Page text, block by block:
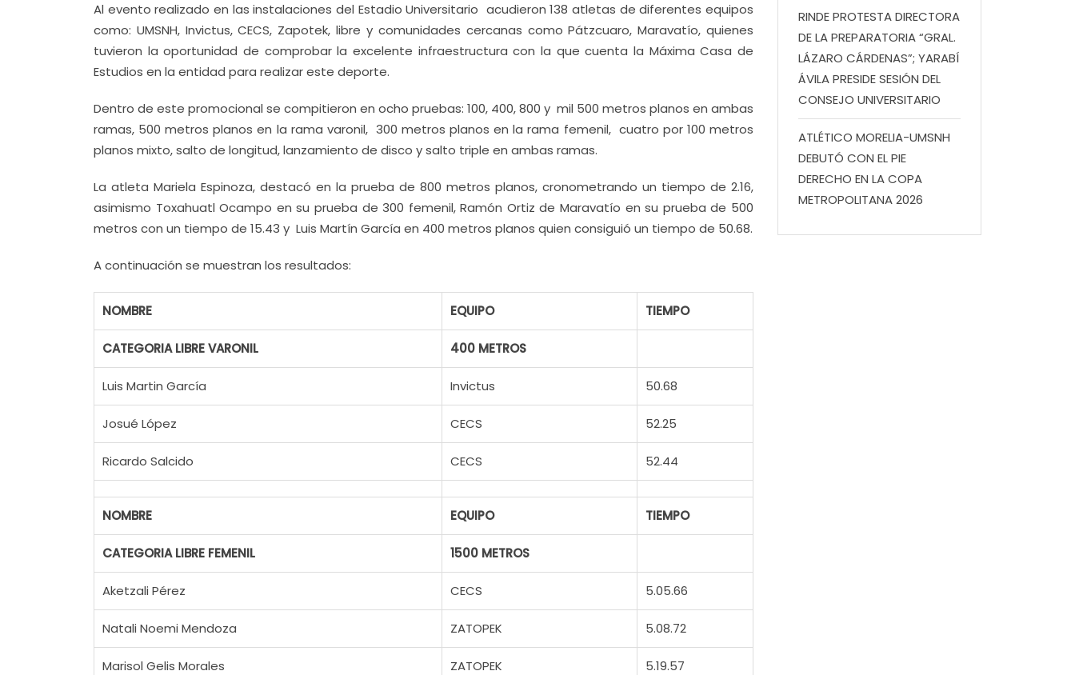
Al evento realizado en las instalaciones del Estadio Universitario acudieron 138 atletas de diferentes equipos
como: UMSNH, Invictus, CECS, Zapotek, libre y comunidades cercanas como Pátzcuaro, Maravatío, quienes
tuvieron la oportunidad de comprobar la excelente infraestructura con la que cuenta la Máxima Casa de
Estudios en la entidad para realizar este deporte.
Dentro de este promocional se compitieron en ocho pruebas: 100, 400, 800 y mil 500 metros planos en ambas
ramas, 500 metros planos en la rama varonil, 300 metros planos en la rama femenil, cuatro por 100 metros
planos mixto, salto de longitud, lanzamiento de disco y salto triple en ambas ramas.
La atleta Mariela Espinoza, destacó en la prueba de 800 metros planos, cronometrando un tiempo de 2.16,
asimismo Toxahuatl Ocampo en su prueba de 300 femenil, Ramón Ortiz de Maravatío en su prueba de 500
metros con un tiempo de 15.43 y Luis Martín García en 400 metros planos quien consiguió un tiempo de 50.68.
A continuación se muestran los resultados:
NOMBRE EQUIPO TIEMPO
CATEGORIA LIBRE VARONIL 400 METROS
Luis Martin García Invictus 50.68
Josué López CECS 52.25
Ricardo Salcido CECS 52.44
NOMBRE EQUIPO TIEMPO
CATEGORIA LIBRE FEMENIL 1500 METROS
Aketzali Pérez CECS 5.05.66
Natali Noemi Mendoza ZATOPEK 5.08.72
Marisol Gelis Morales ZATOPEK 5.19.57
RINDE PROTESTA DIRECTORA
DE LA PREPARATORIA “GRAL.
LÁZARO CÁRDENAS”; YARABÍ
ÁVILA PRESIDE SESIÓN DEL
CONSEJO UNIVERSITARIO
ATLÉTICO MORELIA-UMSNH
DEBUTÓ CON EL PIE
DERECHO EN LA COPA
METROPOLITANA 2026